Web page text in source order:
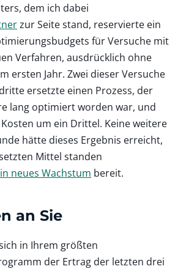
dem ich dabei
zur Seite stand, reservierte ein
für Versuche mit
Verfahren, ausdrücklich ohne
ersten Jahr. Zwei dieser Versuche
ersetzte einen Prozess, der
lang optimiert worden war, und
um ein Drittel. Keine weitere
hätte dieses Ergebnis erreicht,
Mittel standen
neues Wachstum bereit.
an Sie
in Ihrem größten
der Ertrag der letzten drei